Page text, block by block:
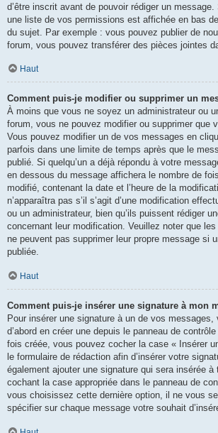
d’être inscrit avant de pouvoir rédiger un message.
une liste de vos permissions est affichée en bas
du sujet. Par exemple : vous pouvez publier de
forum, vous pouvez transférer des pièces jointes
Haut
Comment puis-je modifier ou supprimer un
À moins que vous ne soyez un administrateur ou
forum, vous ne pouvez modifier ou supprimer que
Vous pouvez modifier un de vos messages en
parfois dans une limite de temps après que le
publié. Si quelqu’un a déjà répondu à votre
en dessous du message affichera le nombre de
modifié, contenant la date et l’heure de la
n’apparaîtra pas s’il s’agit d’une modification
ou un administrateur, bien qu’ils puissent rédiger
concernant leur modification. Veuillez noter que
ne peuvent pas supprimer leur propre message si
publiée.
Haut
Comment puis-je insérer une signature à mon
Pour insérer une signature à un de vos
d’abord en créer une depuis le panneau de
fois créée, vous pouvez cocher la case « Insérer
le formulaire de rédaction afin d’insérer votre
également ajouter une signature qui sera insérée
cochant la case appropriée dans le panneau de
vous choisissez cette dernière option, il ne vous
spécifier sur chaque message votre souhait